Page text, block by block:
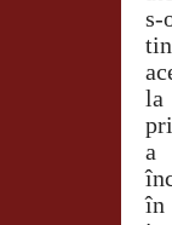
s-
la
a
în